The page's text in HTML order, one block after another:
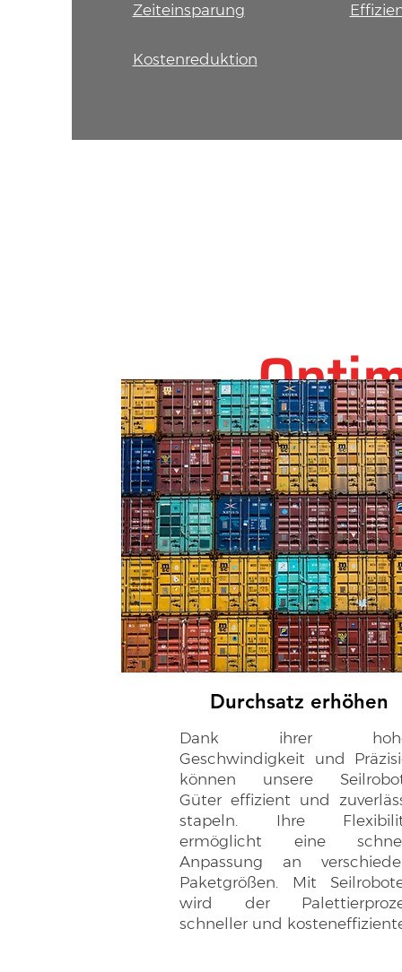
Zeiteinsparung
Kostenreduktion
Durchsatz erhöhen
Dank ihrer
Geschwindigkeit und
können unsere
Güter effizient und
stapeln. Ihre
ermöglicht eine
Anpassung an
Paketgrößen. Mit
wird der
schneller und